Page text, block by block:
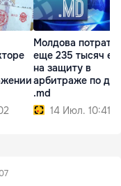
Молдова
еще 235 тысяч
на защиту в
арбитраже по
.md
14 Июл. 10:41